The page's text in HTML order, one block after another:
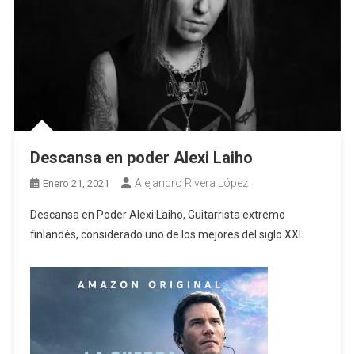
Descansa en poder Alexi Laiho
Enero 21, 2021 Alejandro Rivera López
Descansa en Poder Alexi Laiho, Guitarrista extremo
finlandés, considerado uno de los mejores del siglo XXI.